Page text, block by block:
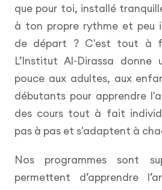
que pour toi, installé
à ton propre rythme et peu
de départ ? C'est tout à
L’Institut Al-Dirassa
pouce aux adultes, aux
débutants pour apprendre
des cours tout à fait
pas à pas et s'adaptent à
Nos programmes sont
permettent d’apprendre